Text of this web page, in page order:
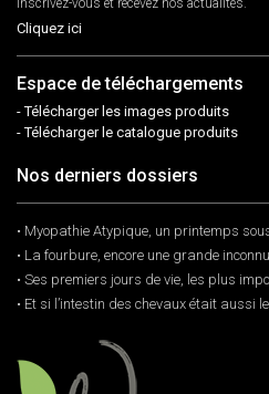
Inscrivez-vous et recevez nos actualités.
Cliquez ici
Espace de téléchargements
- Télécharger les images produits
- Télécharger le catalogue produits
Nos derniers dossiers
• Myopathie Atypique, un printemps
• La fourbure, encore une grande
• Ses premiers jours de vie, les plus
• Et si l’intestin des chevaux était aussi